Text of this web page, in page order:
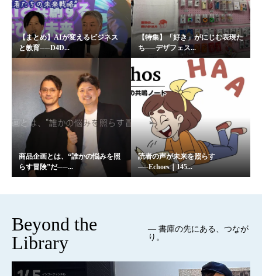
【まとめ】AIが変えるビジネス
と教育──D4D...
【特集】「好き」がにじむ表現た
ち──デザフェス...
商品企画とは、“誰かの悩みを照
らす冒険”だ──...
読者の声が未来を照らす
──Echoes｜145...
Beyond the
Library
— 書庫の先にある、つなが
り。